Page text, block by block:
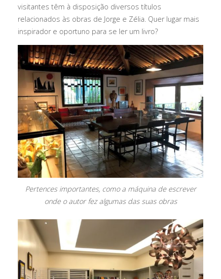
visitantes têm à disposição diversos títulos
relacionados às obras de Jorge e Zélia. Quer lugar mais
inspirador e oportuno para se ler um livro?
Pertences importantes, como a máquina de escrever
onde o autor fez algumas das suas obras